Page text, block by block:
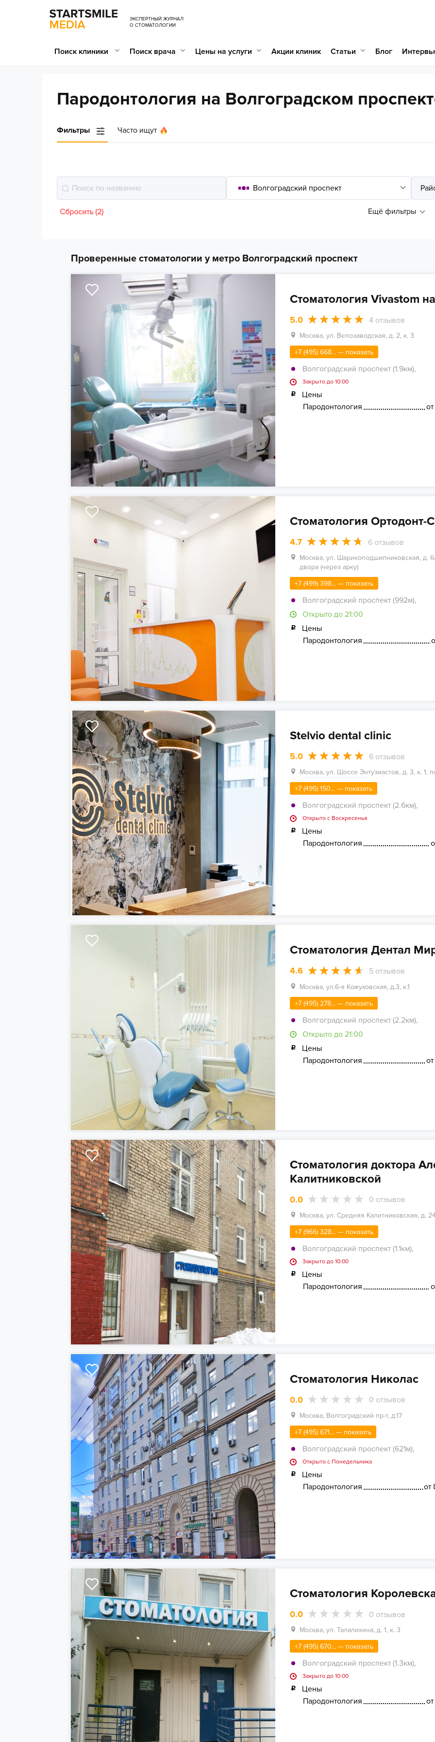
ЭКСПЕРТНЫЙ ЖУРНАЛ
О СТОМАТОЛОГИИ
Поиск клиники Поиск врача Цены на услуги Акции клиник Статьи Блог
Пародонтология на Волгоградском
Фильтры Часто ищут
Ещё фильтры
Сбросить (2)
Проверенные стоматологии у метро Волгоградский проспект
Стоматология Vivastom
5.0 4отзывов
Москва, ул. Велозаводская, д. 2, к. 3
+7 (495) 668... — показать
Волгоградский проспект (1.9км),
Закрыто до 10:00
Цены
Пародонтология
Стоматология Ортодонт-
4.7 6отзывов
Москва, ул. Шарикоподшипниковская, д.
двора (через арку)
+7 (499) 398... — показать
Волгоградский проспект (992м),
Открыто до 21:00
Цены
Пародонтология
Stelvio dental clinic
5.0 6отзывов
Москва, ул. Шоссе Энтузиастов, д. 3, к. 1,
+7 (495) 150... — показать
Волгоградский проспект (2.6км),
Открыто c Воскресенья
Цены
Пародонтология
Стоматология Дентал
4.6 5отзывов
Москва, ул.6-я Кожуховская, д.3, к.1
+7 (495) 278... — показать
Волгоградский проспект (2.2км),
Открыто до 21:00
Цены
Пародонтология
Стоматология доктора
Калитниковской
0.0 0 отзывов
Москва, ул. Средняя Калитниковская, д.
+7 (966) 328... — показать
Волгоградский проспект (1.1км),
Закрыто до 10:00
Цены
Пародонтология
Стоматология Николас
0.0 0 отзывов
Москва, Волгоградский пр-т, д.17
+7 (495) 671... — показать
Волгоградский проспект (621м),
Открыто c Понедельника
Цены
Пародонтология
от
Стоматология
0.0 0 отзывов
Москва, ул. Талалихина, д. 1, к. 3
+7 (495) 670... — показать
Волгоградский проспект (1.3км),
Закрыто до 10:00
Цены
Пародонтология